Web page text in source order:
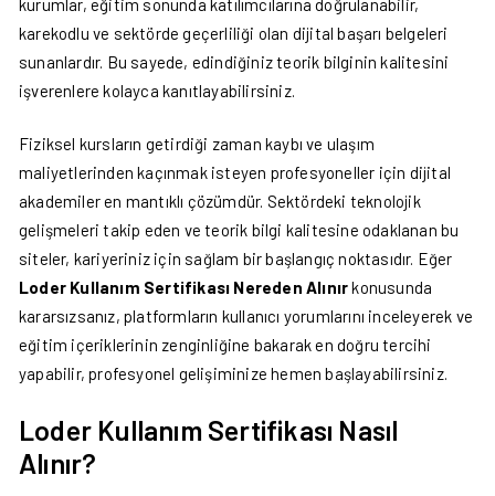
kurumlar, eğitim sonunda katılımcılarına doğrulanabilir,
karekodlu ve sektörde geçerliliği olan dijital başarı belgeleri
sunanlardır. Bu sayede, edindiğiniz teorik bilginin kalitesini
işverenlere kolayca kanıtlayabilirsiniz.
Fiziksel kursların getirdiği zaman kaybı ve ulaşım
maliyetlerinden kaçınmak isteyen profesyoneller için dijital
akademiler en mantıklı çözümdür. Sektördeki teknolojik
gelişmeleri takip eden ve teorik bilgi kalitesine odaklanan bu
siteler, kariyeriniz için sağlam bir başlangıç noktasıdır. Eğer
Loder Kullanım Sertifikası Nereden Alınırkonusunda
kararsızsanız, platformların kullanıcı yorumlarını inceleyerek ve
eğitim içeriklerinin zenginliğine bakarak en doğru tercihi
yapabilir, profesyonel gelişiminize hemen başlayabilirsiniz.
Loder Kullanım Sertifikası Nasıl
Alınır?